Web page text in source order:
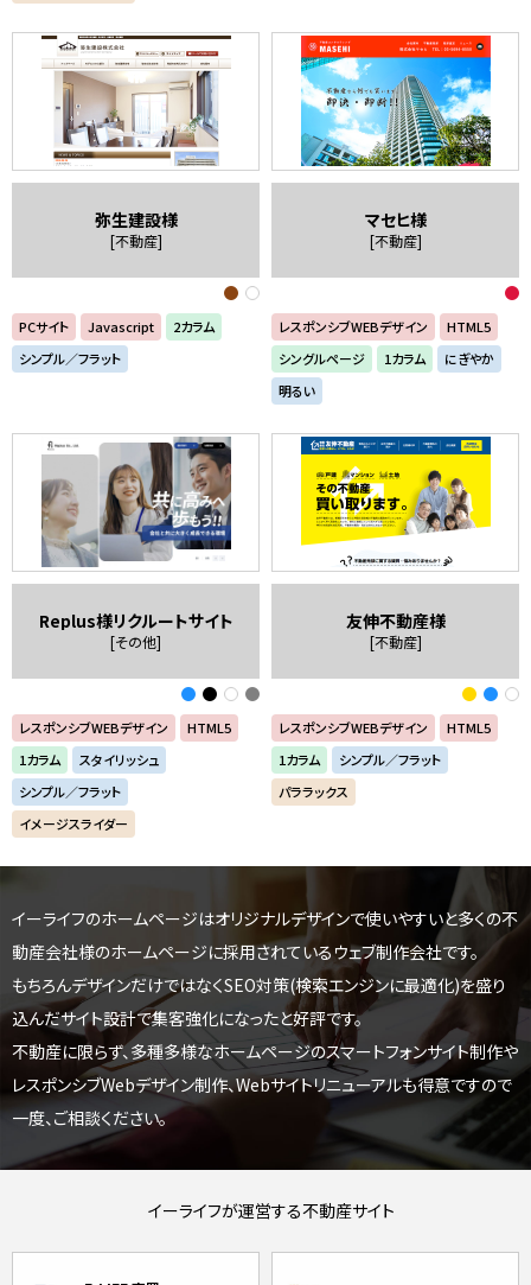
弥生建設様
[不動産]
PCサイト Javascript
2カラム
シンプル／フラット
マセヒ様
[不動産]
レスポンシブWEBデザイン
HTML5
シングルページ
1カラム
にぎやか
明るい
Replus様リクルートサイト
[その他]
レスポンシブWEBデザイン
HTML5
1カラム
スタイリッシュ
シンプル／フラット
イメージスライダー
友伸不動産様
[不動産]
レスポンシブWEBデザイン
HTML5
1カラム
シンプル／フラット
パララックス
イーライフのホームページはオリジナルデザインで使いやすいと多くの不
動産会社様のホームページに採用されているウェブ制作会社です。
もちろんデザインだけではなくSEO対策(検索エンジンに最適化)を盛り
込んだサイト設計で集客強化になったと好評です。
不動産に限らず、多種多様なホームページのスマートフォンサイト制作や
レスポンシブWebデザイン制作、Webサイトリニューアルも得意ですので
一度、ご相談ください。
イーライフが運営する不動産サイト